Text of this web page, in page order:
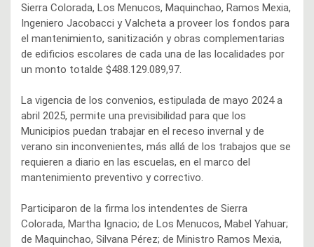
Sierra Colorada, Los Menucos, Maquinchao, Ramos Mexia,
Ingeniero Jacobacci y Valcheta a proveer los fondos para
el mantenimiento, sanitización y obras complementarias
de edificios escolares de cada una de las localidades por
un monto totalde $488.129.089,97.
La vigencia de los convenios, estipulada de mayo 2024 a
abril 2025, permite una previsibilidad para que los
Municipios puedan trabajar en el receso invernal y de
verano sin inconvenientes, más allá de los trabajos que se
requieren a diario en las escuelas, en el marco del
mantenimiento preventivo y correctivo.
Participaron de la firma los intendentes de Sierra
Colorada, Martha Ignacio; de Los Menucos, Mabel Yahuar;
de Maquinchao, Silvana Pérez; de Ministro Ramos Mexia,